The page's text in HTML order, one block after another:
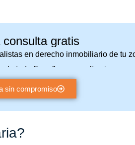
consulta gratis
en derecho inmobiliario de tu
toda España y consulta sin
sin compromiso